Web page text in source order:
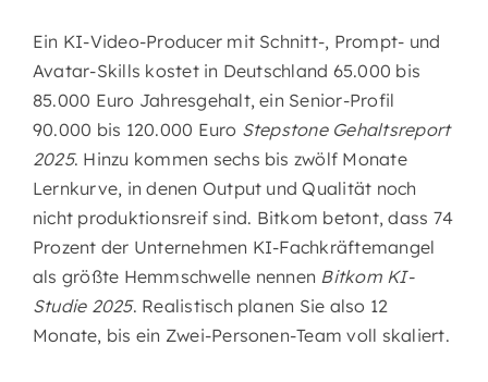
Ein KI-Video-Producer mit Schnitt-, Prompt- und
Avatar-Skills kostet in Deutschland 65.000 bis
85.000 Euro Jahresgehalt, ein Senior-Profil
90.000 bis 120.000 Euro Stepstone Gehaltsreport
2025. Hinzu kommen sechs bis zwölf Monate
Lernkurve, in denen Output und Qualität noch
nicht produktionsreif sind. Bitkom betont, dass 74
Prozent der Unternehmen KI-Fachkräftemangel
als größte Hemmschwelle nennen Bitkom KI-
Studie 2025. Realistisch planen Sie also 12
Monate, bis ein Zwei-Personen-Team voll skaliert.